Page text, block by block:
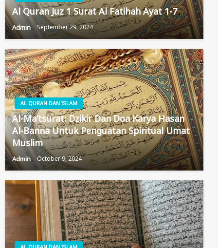
Al Quran Juz 1 Surat Al Fatihah Ayat 1-7
Admin September 29, 2024
AL QURAN DAN ISLAM
Al-Ma’tsurat: Dzikir Dan Doa Karya Hasan
Al-Banna Untuk Penguatan Spiritual Umat
Muslim
Admin October 9, 2024